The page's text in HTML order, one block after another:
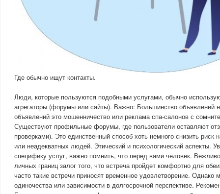
Где обычно ищут контакты.
Люди, которые пользуются подобными услугами, обычно
агрегаторы (форумы или сайты). Важно: Большинство объявлений
объявлений это мошенничество или реклама спа-салонов с
Существуют профильные форумы, где пользователи оставляют
проверками). Это единственный способ хоть немного снизить риск
или неадекватных людей. Этический и психологический аспекты.
специфику услуг, важно помнить, что перед вами человек.
личных границ залог того, что встреча пройдет комфортно для
часто такие встречи приносят временное удовлетворение. Однако
одиночества или зависимости в долгосрочной перспективе.